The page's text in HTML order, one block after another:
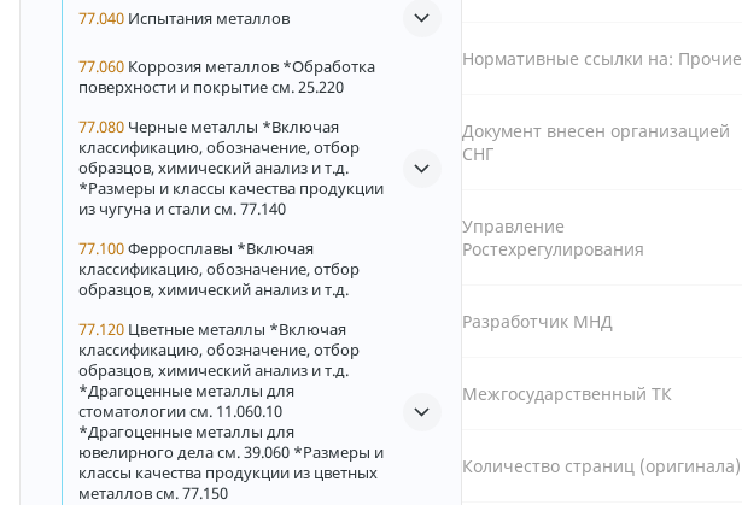
77.040 Испытания металлов
77.060 Коррозия металлов *Обработка
поверхности и покрытие см. 25.220
77.080 Черные металлы *Включая
классификацию, обозначение, отбор
образцов, химический анализ и т.д.
*Размеры и классы качества продукции
из чугуна и стали см. 77.140
77.100Ферросплавы *Включая
классификацию, обозначение, отбор
образцов, химический анализ и т.д.
77.120 Цветные металлы *Включая
классификацию, обозначение, отбор
образцов, химический анализ и т.д.
*Драгоценные металлы для
стоматологии см. 11.060.10
*Драгоценные металлы для
ювелирного дела см. 39.060 *Размеры и
классы качества продукции из цветных
металлов см. 77.150
Нормативные ссылки на: Прочие
Документ внесен организацией
СНГ
Управление
Ростехрегулирования
Разработчик МНД
Межгосударственный ТК
Количество страниц (оригинала)